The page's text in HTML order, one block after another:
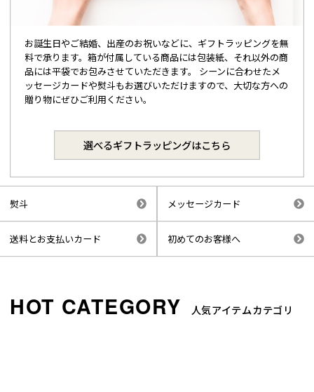
お誕生日やご結婚、出産のお祝いなどに、ギフトラッピングを無
料で承ります。箱が付属している商品には包装紙、それ以外の商
品には平袋でお包みさせていただきます。 シーンに合わせたメ
ッセージカードや熨斗もお選びいただけますので、大切な方への
贈り物にぜひご利用ください。
選べるギフトラッピングはこちら
熨斗 メッセージカード
送料とお支払いカード 初めてのお客様へ
人気アイテムカテゴリ